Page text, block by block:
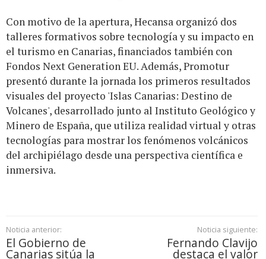
Con motivo de la apertura, Hecansa organizó dos
talleres formativos sobre tecnología y su impacto en
el turismo en Canarias, financiados también con
Fondos Next Generation EU. Además, Promotur
presentó durante la jornada los primeros resultados
visuales del proyecto 'Islas Canarias: Destino de
Volcanes', desarrollado junto al Instituto Geológico y
Minero de España, que utiliza realidad virtual y otras
tecnologías para mostrar los fenómenos volcánicos
del archipiélago desde una perspectiva científica e
inmersiva.
Noticia anterior:
El Gobierno de
Canarias sitúa la
Noticia siguiente:
Fernando Clavijo
destaca el valor